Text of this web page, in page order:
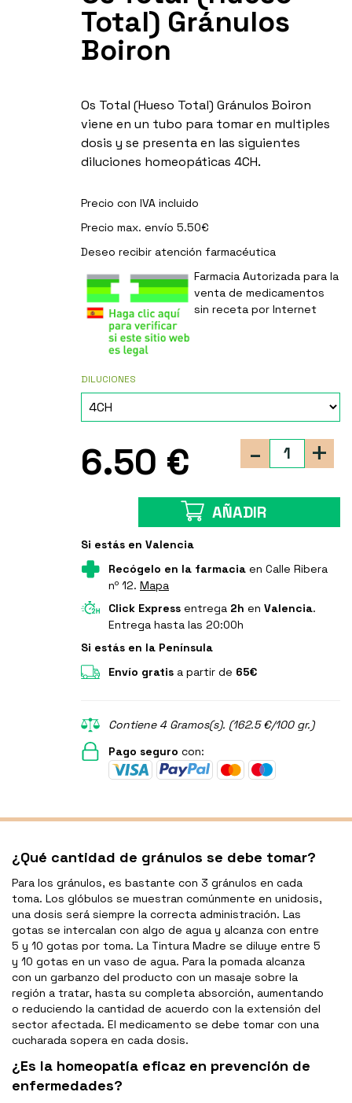
Total) Gránulos
Boiron
Os Total (Hueso Total) Gránulos Boiron
viene en un tubo para tomar en multiples
dosis y se presenta en las siguientes
diluciones homeopáticas 4CH.
Precio con IVA incluido
Precio max. envío 5.50€
Deseo recibir atención farmacéutica
Farmacia Autorizada para la
venta de medicamentos
sin receta por Internet
DILUCIONES
6.50 € +
-
AÑADIR
Si estás en Valencia
Recógelo en la farmacia en Calle Ribera
nº 12. Mapa
Click Express entrega 2h en Valencia.
Entrega hasta las 20:00h
Si estás en la Península
Envío gratis a partir de 65€
Contiene 4 Gramos(s). (162.5 €/100 gr.)
Pago seguro con:
¿Qué cantidad de gránulos se debe tomar?
Para los gránulos, es bastante con 3 gránulos en cada
toma. Los glóbulos se muestran comúnmente en unidosis,
una dosis será siempre la correcta administración. Las
gotas se intercalan con algo de agua y alcanza con entre
5 y 10 gotas por toma. La Tintura Madre se diluye entre 5
y 10 gotas en un vaso de agua. Para la pomada alcanza
con un garbanzo del producto con un masaje sobre la
región a tratar, hasta su completa absorción, aumentando
o reduciendo la cantidad de acuerdo con la extensión del
sector afectada. El medicamento se debe tomar con una
cucharada sopera en cada dosis.
¿Es la homeopatía eficaz en prevención de
enfermedades?